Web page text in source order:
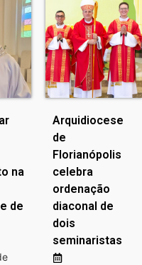
na
de
Arquidiocese
de
Florianópolis
celebra
ordenação
diaconal de
dois
seminaristas